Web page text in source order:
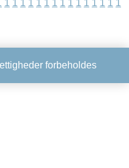
1 1 1 1 1 1 1 1 1 1 1 1 1 1 1
forbeholdes